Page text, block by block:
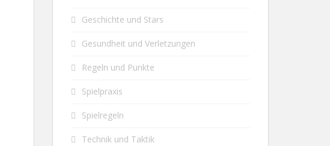
Geschichte und Stars
Gesundheit und Verletzungen
Regeln und Punkte
Spielpraxis
Spielregeln
Technik und Taktik